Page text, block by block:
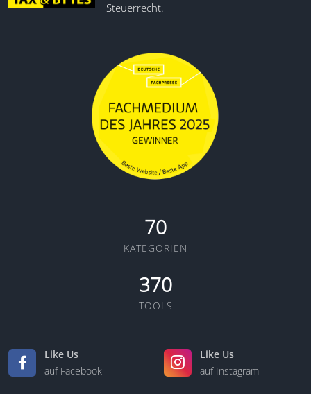
Steuerrecht.
70
KATEGORIEN
370
TOOLS
Like Us
auf Facebook
Like Us
auf Instagram